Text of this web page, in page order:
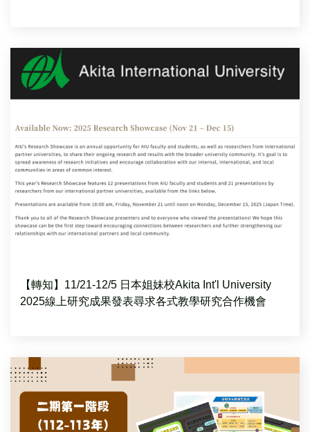
【轉知】11/21-12/5 日本姐妹校Akita Int'l University
2025線上研究成果發表尋求各式教學研究合作機會